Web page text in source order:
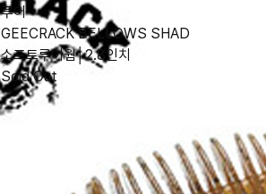
루어
GEECRACK BELLOWS SHAD
소프트루어웜│2.8인치
Sold Out